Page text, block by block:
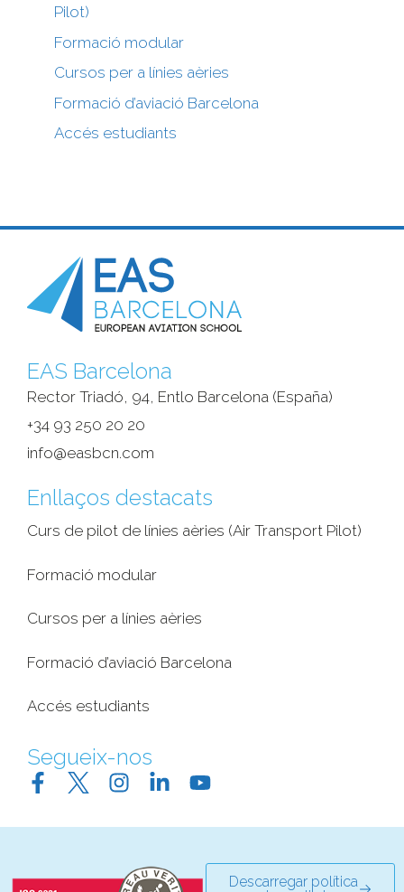
Pilot)
Formació modular
Cursos per a línies aèries
Formació d’aviació Barcelona
Accés estudiants
EAS Barcelona
Rector Triadó, 94, Entlo Barcelona (España)‎
+34 93 250 20 20
info@easbcn.com
Enllaços destacats
Curs de pilot de línies aèries (Air Transport Pilot)
Formació modular
Cursos per a línies aèries
Formació d’aviació Barcelona
Accés estudiants
Segueix-nos
Descarregar política